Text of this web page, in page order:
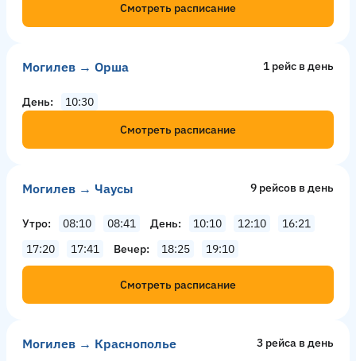
Смотреть расписание
Могилев → Орша 1 рейс в день
День
10:30
Смотреть расписание
Могилев → Чаусы 9 рейсов в день
Утро 08:10 08:41 День 10:10 12:10
16:21
17:20
17:41 Вечер 18:25 19:10
Смотреть расписание
Могилев → Краснополье 3 рейсa в день